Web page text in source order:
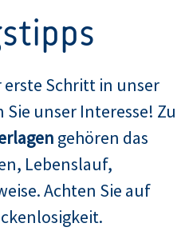
Schritt in unser
unser Interesse! Zu
gehören das
Lebenslauf,
Achten Sie auf